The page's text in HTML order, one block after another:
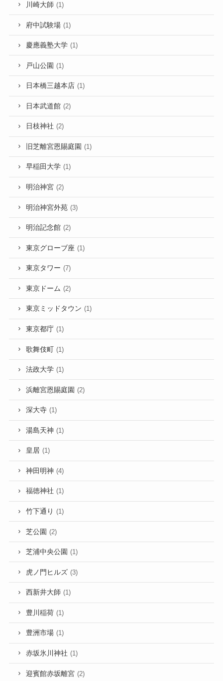
川崎大師 (1)
府中試験場 (1)
慶應義塾大学 (1)
戸山公園 (1)
日本橋三越本店 (1)
日本武道館 (2)
日枝神社 (2)
旧芝離宮恩賜庭園 (1)
早稲田大学 (1)
明治神宮 (2)
明治神宮外苑 (3)
明治記念館 (2)
東京グローブ座 (1)
東京タワー (7)
東京ドーム (2)
東京ミッドタウン (1)
東京都庁 (1)
歌舞伎町 (1)
法政大学 (1)
浜離宮恩賜庭園 (2)
深大寺 (1)
湯島天神 (1)
皇居 (1)
神田明神 (4)
福徳神社 (1)
竹下通り (1)
芝公園 (2)
芝浦中央公園 (1)
虎ノ門ヒルズ (3)
西新井大師 (1)
豊川稲荷 (1)
豊洲市場 (1)
赤坂氷川神社 (1)
迎賓館赤坂離宮 (2)